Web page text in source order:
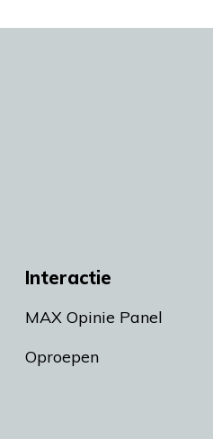
Interactie
MAX Opinie Panel
Oproepen